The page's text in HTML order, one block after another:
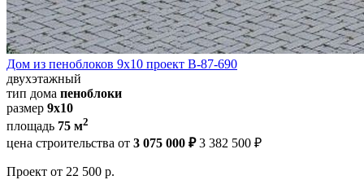
Дом из пеноблоков 9х10 проект В-87-690
двухэтажный
тип дома пеноблоки
размер 9x10
площадь 75 м2
цена строительства от 3 075 000 ₽ 3 382 500 ₽
Проект от 22 500 р.